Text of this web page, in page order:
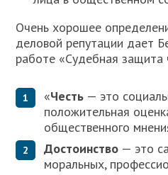
Очень хорошее
деловой репутации дает
работе «Судебная защита
«Честь — это
положительная
общественного
Достоинство — это
моральных,